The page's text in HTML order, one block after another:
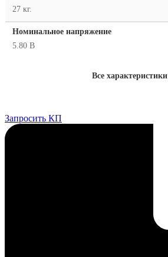
27 кг.
Номинальное напряжение
5.80 В
Все характеристики
Запросить КП